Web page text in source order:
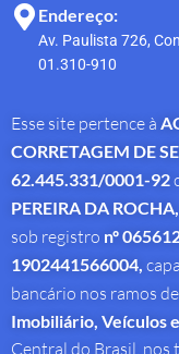
Endereço:
Av. Paulista 726,
01.310-910
Esse site pertence à
CORRETAGEM DE
62.445.331/0001-92
PEREIRA DA ROCHA
sob registro nº
1902441566004,
bancário nos ramos de
Imobiliário, Veículos
Central do Brasil, nos